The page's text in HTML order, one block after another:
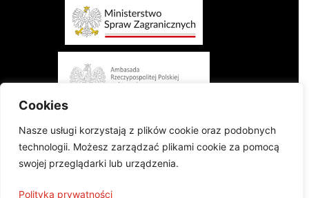
Cookies
Nasze usługi korzystają z plików cookie oraz podobnych
technologii. Możesz zarządzać plikami cookie za pomocą
swojej przeglądarki lub urządzenia.
Polityka prywatności
Projekt finansowany przez Ministerstwo Spraw Zagranicznych Rzeczypospolitej